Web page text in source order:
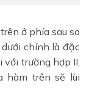
ở phía sau so
chính là đặc
trường hợp II,
hàm trên sẽ lùi